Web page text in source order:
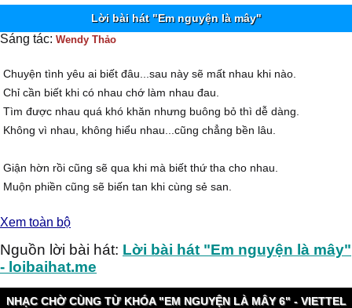
Lời bài hát "Em nguyện là mây"
Sáng tác: Wendy Thảo
Chuyện tình yêu ai biết đâu...sau này sẽ mất nhau khi nào.
Chỉ cần biết khi có nhau chớ làm nhau đau.
Tìm được nhau quá khó khăn nhưng buông bỏ thì dễ dàng.
Không vì nhau, không hiểu nhau...cũng chẳng bền lâu.
Giận hờn rồi cũng sẽ qua khi mà biết thứ tha cho nhau.
Muộn phiền cũng sẽ biến tan khi cùng sẻ san.
Chỉ cần ta nghĩ về nhau vững tin vào nhau.
ĐK:
Nếu anh là ngọn núi cao em xin nguyện là những đám mây
Xem toàn bộ
Nguồn lời bài hát: Lời bài hát "Em nguyện là mây"
- loibaihat.me
NHẠC CHỜ CÙNG TỪ KHÓA "EM NGUYỆN LÀ MÂY 6" - VIETTEL